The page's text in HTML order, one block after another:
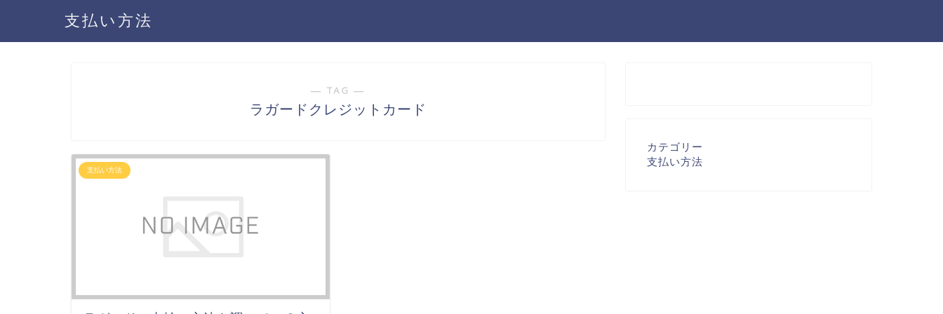
支払い方法
― TAG ―
ラガードクレジットカード
支払い方法
カテゴリー
支払い方法